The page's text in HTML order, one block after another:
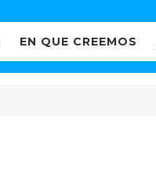
EN QUE CREEMOS